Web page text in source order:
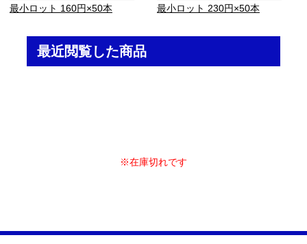
最小ロット 160円×50本
最小ロット 230円×50本
最近閲覧した商品
※在庫切れです